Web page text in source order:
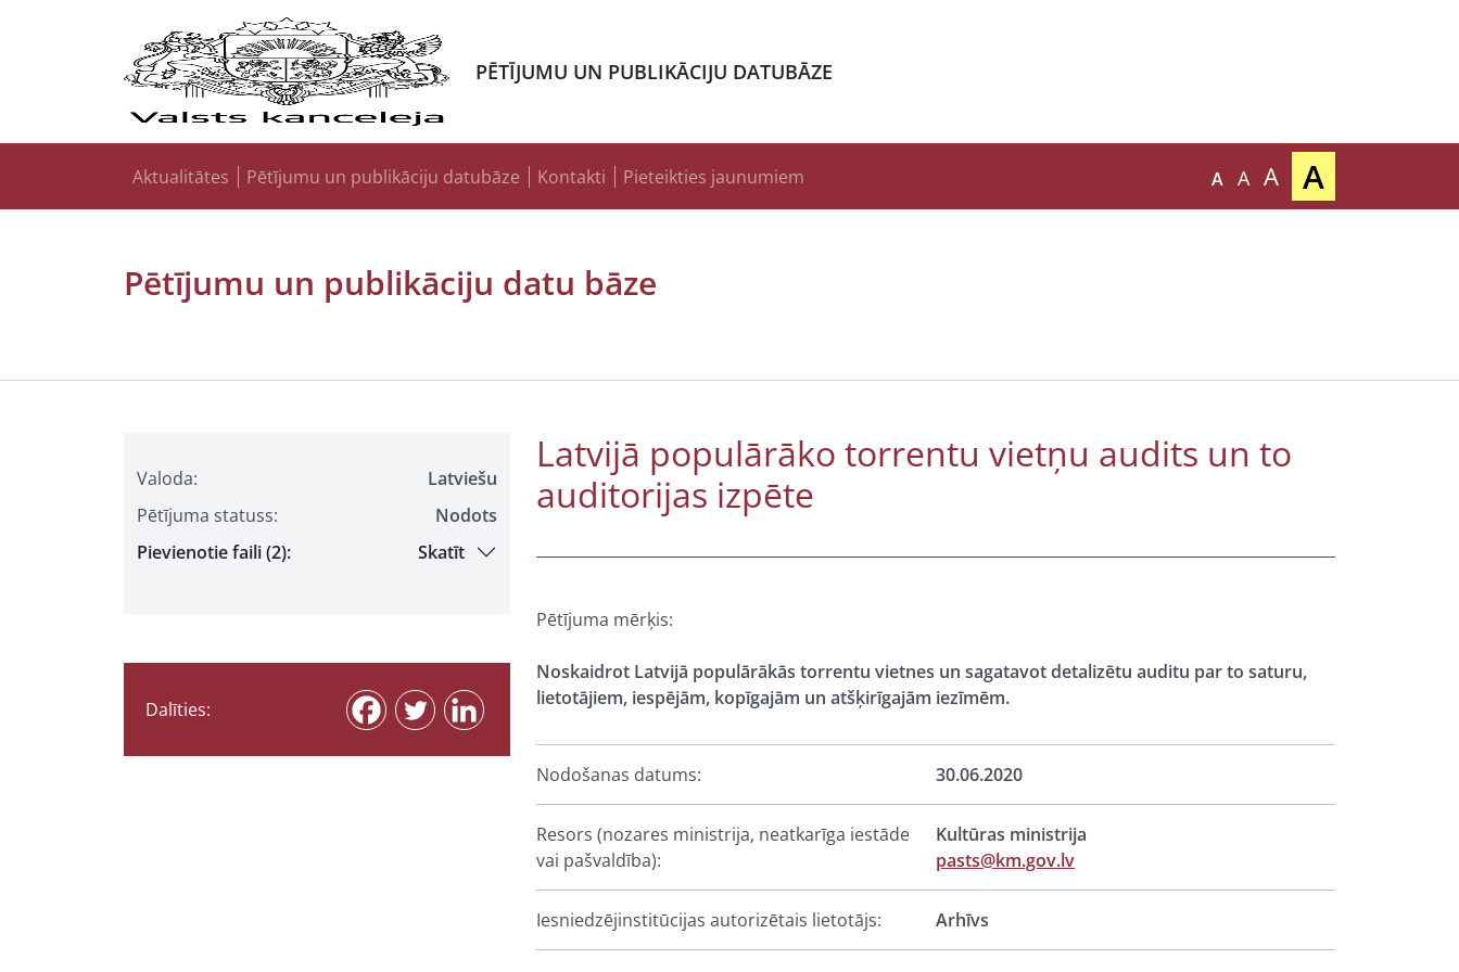
PĒTĪJUMU UN PUBLIKĀCIJU DATUBĀZE
Aktualitātes Pētījumu un publikāciju datubāze Kontakti Pieteikties jaunumiem A A A A
Pētījumu un publikāciju datu bāze
Valoda:
Latviešu
Pētījuma statuss:
Nodots
Pievienotie faili (2):
Skatīt
Dalīties:
Latvijā populārāko torrentu vietņu audits un to
auditorijas izpēte
Pētījuma mērķis:
Noskaidrot Latvijā populārākās torrentu vietnes un sagatavot detalizētu auditu par to saturu,
lietotājiem, iespējām, kopīgajām un atšķirīgajām iezīmēm.
Nodošanas datums: 30.06.2020
Resors (nozares ministrija, neatkarīga iestāde
vai pašvaldība):
Kultūras ministrija
pasts@km.gov.lv
Iesniedzējinstitūcijas autorizētais lietotājs: Arhīvs